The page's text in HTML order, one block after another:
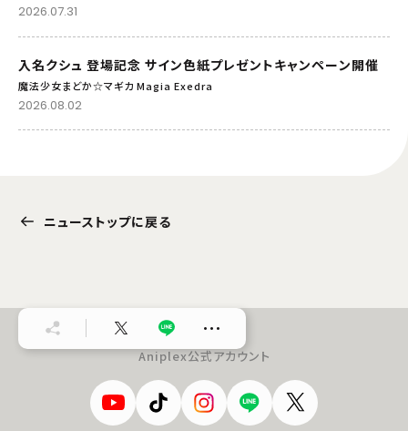
2026.07.31
入名クシュ 登場記念 サイン色紙プレゼントキャンペーン開催
魔法少女まどか☆マギカ Magia Exedra
2026.08.02
ニューストップに戻る
…
Aniplex公式アカウント